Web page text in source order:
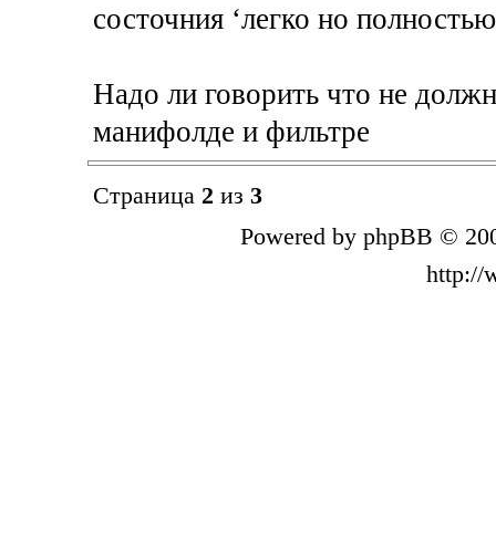
состочния ‘легко но полностью
Надо ли говорить что не
манифолде и фильтре
Страница 2 из 3
Powered by phpBB ©
http://